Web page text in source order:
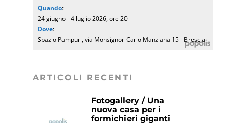
Quando:
24 giugno - 4 luglio 2026, ore 20
Dove:
Spazio Pampuri, via Monsignor Carlo Manziana 15 - Brescia
ARTICOLI RECENTI
Fotogallery / Una
nuova casa per i
formichieri giganti